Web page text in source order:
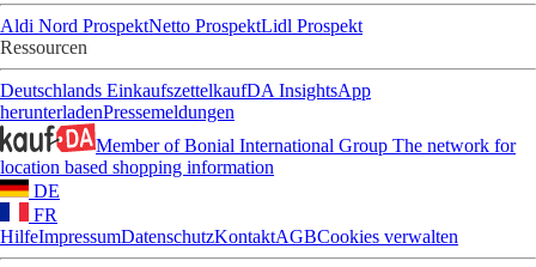
Aldi Nord ProspektNetto ProspektLidl Prospekt
Ressourcen
Deutschlands EinkaufszettelkaufDA InsightsApp
herunterladenPressemeldungen
Member of Bonial International Group The network for
location based shopping information
DE
FR
HilfeImpressumDatenschutzKontaktAGBCookies verwalten